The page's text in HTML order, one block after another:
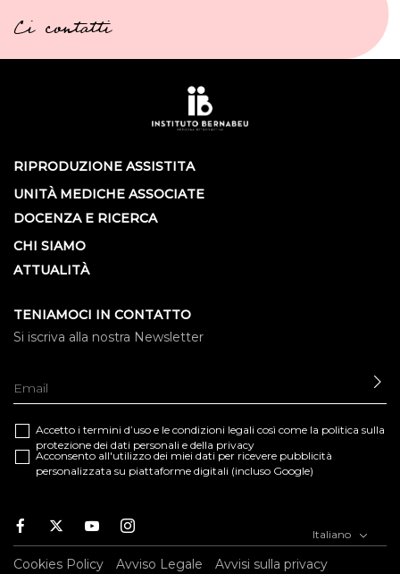
Ci contatti
RIPRODUZIONE ASSISTITA
UNITÀ MEDICHE ASSOCIATE
DOCENZA E RICERCA
CHI SIAMO
ATTUALITÀ
TENIAMOCI IN CONTATTO
Si iscriva alla nostra Newsletter
Accetto i termini d’uso e le condizioni legali così come la politica sulla
protezione dei dati personali e della privacy
Acconsento all'utilizzo dei miei dati per ricevere pubblicità
personalizzata su piattaforme digitali (incluso Google)
Facebook
TwitterYoutubeInstagram Italiano
Cookies Policy Avviso Legale Avvisi sulla privacy